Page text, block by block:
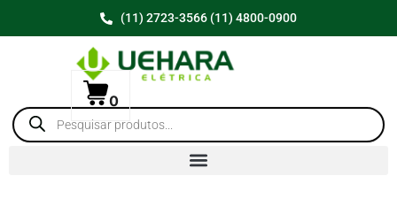
(11) 2723-3566 (11) 4800-0900
0